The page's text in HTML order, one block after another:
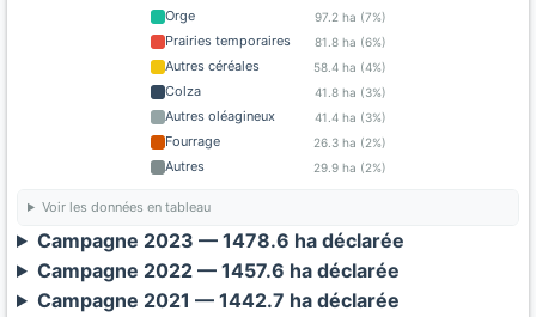
Orge 97.2 ha (7%)
Prairies temporaires 81.8 ha (6%)
Autres céréales 58.4 ha (4%)
Colza 41.8 ha (3%)
Autres oléagineux 41.4 ha (3%)
Fourrage 26.3 ha (2%)
Autres 29.9 ha (2%)
Voir les données en tableau
Campagne 2023 — 1478.6 ha déclarée
Campagne 2022 — 1457.6 ha déclarée
Campagne 2021 — 1442.7 ha déclarée